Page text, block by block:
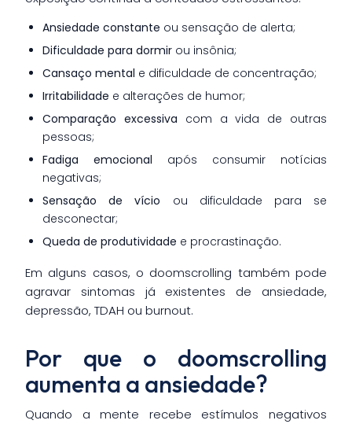
Ansiedade constante ou sensação de alerta;
Dificuldade para dormir ou insônia;
Cansaço mental e dificuldade de concentração;
Irritabilidade e alterações de humor;
Comparação excessiva com a vida de outras
pessoas;
Fadiga emocional após consumir notícias
negativas;
Sensação de vício ou dificuldade para se
desconectar;
Queda de produtividade e procrastinação.
Em alguns casos, o doomscrolling também pode
agravar sintomas já existentes de ansiedade,
depressão, TDAH ou burnout.
Por que o doomscrolling
aumenta a ansiedade?
Quando a mente recebe estímulos negativos